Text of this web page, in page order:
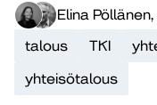
Elina
talous
TKI
yhteisötalous